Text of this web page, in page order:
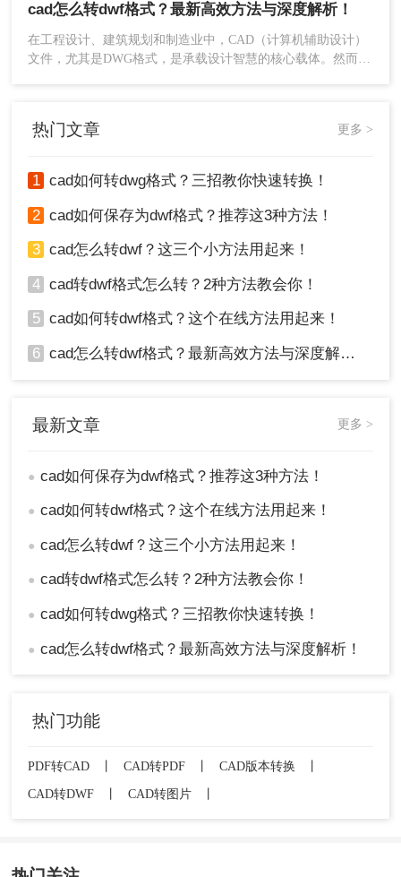
3、点击开始转换。
了。
在进行CAD转DWF操作时，务必确保CAD文件
的完整性和准确性，避免因文件损坏导致转换
失败或结果不准确。
选择转换工具时，要关注其支持的CAD文件版
本和格式，确保能够兼容自己的文件。
对于含有敏感信息的CAD文件，在上传至在线
信息泄露。
CAD文件保存为DWF格式有多种方法可供选择，用
进行转换。
版本以确保兼容性。那么cad如何转dwg格式呢？本文将介绍几
种常用的方法来实现这一目标。
cad怎么转dwf格式？最新高效方法与深度解析！
在工程设计、建筑规划和制造业中，CAD（计算机辅助设计）
文件，尤其是DWG格式，是承载设计智慧的核心载体。然而，
应运而生，成为解决这些痛点的理想选择。
热门文章 更多 >
1 cad如何转dwg格式？三招教你快速转换！
2 cad如何保存为dwf格式？推荐这3种方法！
3 cad怎么转dwf？这三个小方法用起来！
4 cad转dwf格式怎么转？2种方法教会你！
5 cad如何转dwf格式？这个在线方法用起来！
6 cad怎么转dwf格式？最新高效方法与深度解析！
最新文章 更多 >
● cad如何保存为dwf格式？推荐这3种方法！
● cad如何转dwf格式？这个在线方法用起来！
● cad怎么转dwf？这三个小方法用起来！
● cad转dwf格式怎么转？2种方法教会你！
● cad如何转dwg格式？三招教你快速转换！
● cad怎么转dwf格式？最新高效方法与深度解析！
热门功能
PDF转CAD CAD转PDF CAD版本转换
CAD转DWF
CAD转图片